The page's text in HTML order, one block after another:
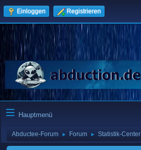
Einloggen Registrieren
Hauptmenü
Abductee-Forum ► Forum ► Statistik-Center